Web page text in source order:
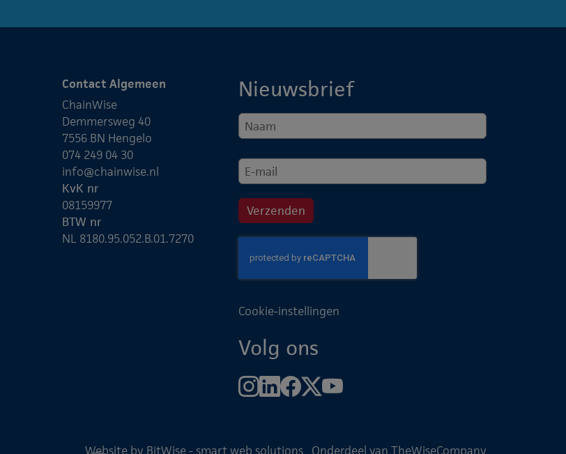
Contact Algemeen
ChainWise
Demmersweg 40
7556 BN Hengelo
074 249 04 30
info@chainwise.nl
KvK nr
08159977
BTW nr
NL 8180.95.052.B.01.7270
Nieuwsbrief
Cookie-instellingen
Volg ons
Website by BitWise - smart web solutions Onderdeel van TheWiseCompany